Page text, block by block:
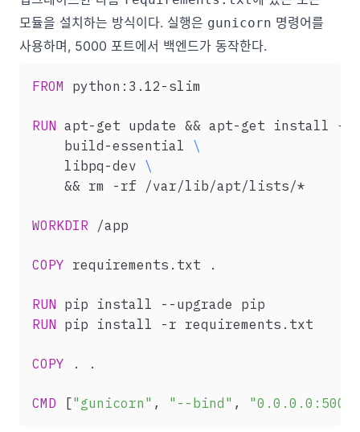
모듈을 설치하는 방식이다. 실행은 gunicorn 명령어를
사용하며, 5000 포트에서 백엔드가 동작한다.
FROM python:3.12-slim
RUN apt-get update && apt-get install -
    build-essential
\
    libpq-dev
\
    && rm -rf /var/lib/apt/lists/*
WORKDIR /app
COPY requirements.txt .
RUN pip install --upgrade pip
RUN pip install -r requirements.txt
COPY . .
CMD ["gunicorn" , "--bind" ,